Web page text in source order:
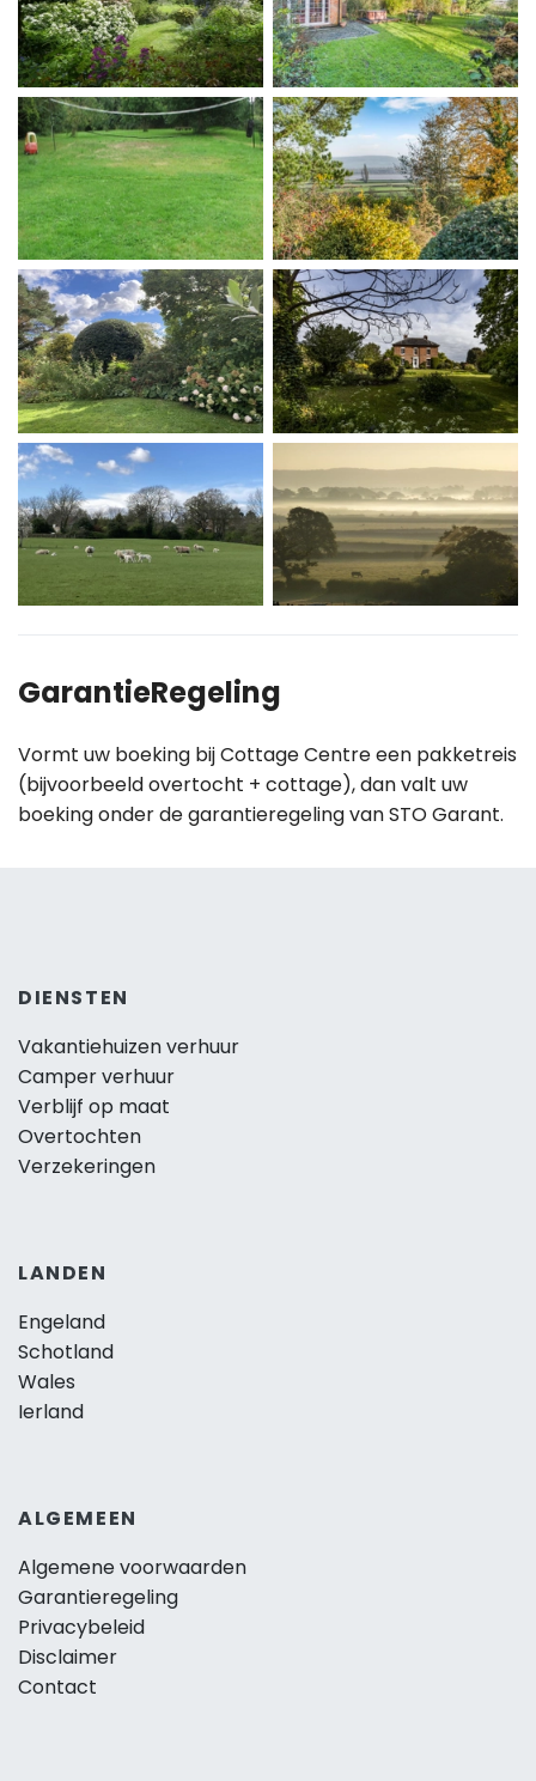
GarantieRegeling
Vormt uw boeking bij Cottage Centre een pakketreis
(bijvoorbeeld overtocht + cottage), dan valt uw
boeking onder de garantieregeling van STO Garant.
DIENSTEN
Vakantiehuizen verhuur
Camper verhuur
Verblijf op maat
Overtochten
Verzekeringen
LANDEN
Engeland
Schotland
Wales
Ierland
ALGEMEEN
Algemene voorwaarden
Garantieregeling
Privacybeleid
Disclaimer
Contact